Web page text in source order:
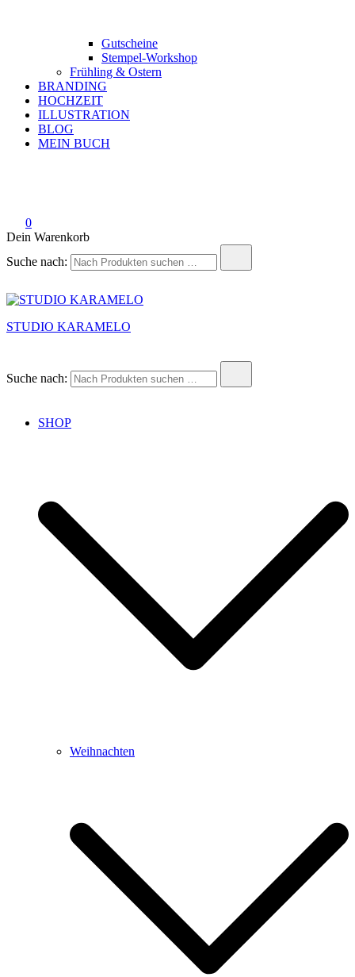
Gutscheine
Stempel-Workshop
Frühling & Ostern
BRANDING
HOCHZEIT
ILLUSTRATION
BLOG
MEIN BUCH
0
Dein Warenkorb
Suche nach:
STUDIO KARAMELO
Suche nach:
SHOP
Weihnachten